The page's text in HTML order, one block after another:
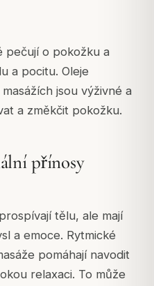
pečují o pokožku a
a pocitu. Oleje
jsou výživné a
a změkčit pokožku.
přínosy
tělu, ale mají
a emoce. Rytmické
pomáhají navodit
relaxaci. To může